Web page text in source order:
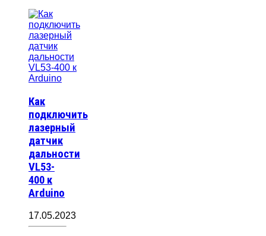
Как
подключить
лазерный
датчик
дальности
VL53-
400 к
Arduino
17.05.2023